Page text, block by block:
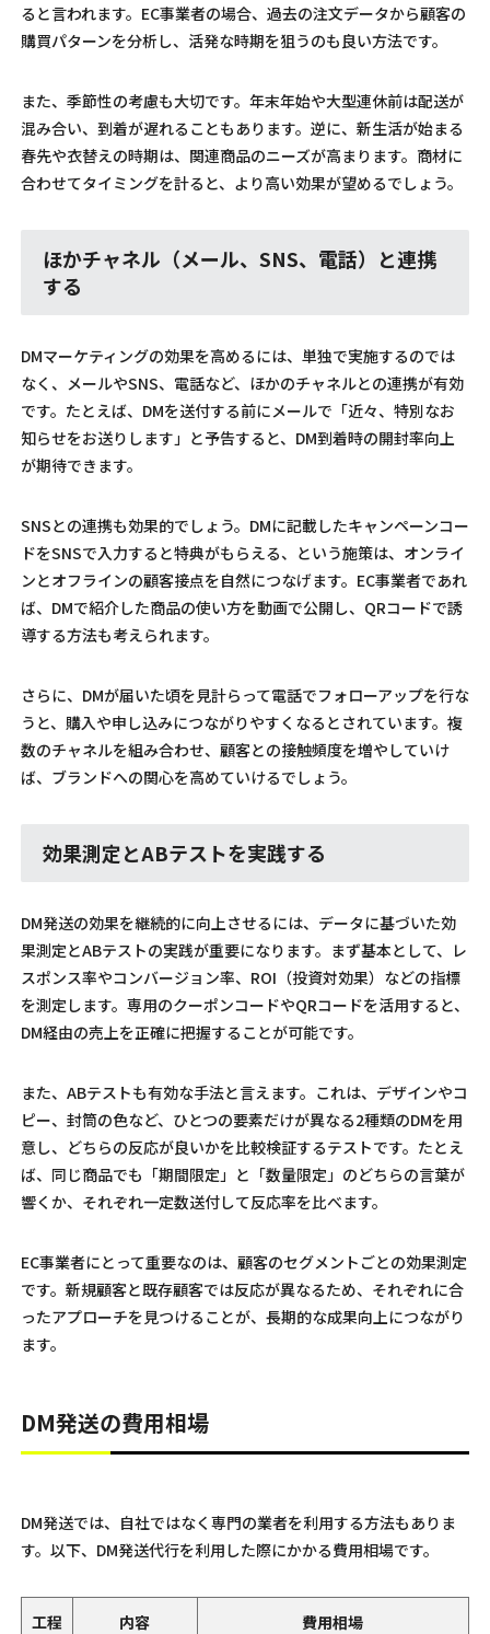
ると言われます。EC事業者の場合、過去の注文データから顧客の
購買パターンを分析し、活発な時期を狙うのも良い方法です。
また、季節性の考慮も大切です。年末年始や大型連休前は配送が
混み合い、到着が遅れることもあります。逆に、新生活が始まる
春先や衣替えの時期は、関連商品のニーズが高まります。商材に
合わせてタイミングを計ると、より高い効果が望めるでしょう。
ほかチャネル（メール、SNS、電話）と連携
する
DMマーケティングの効果を高めるには、単独で実施するのでは
なく、メールやSNS、電話など、ほかのチャネルとの連携が有効
です。たとえば、DMを送付する前にメールで「近々、特別なお
知らせをお送りします」と予告すると、DM到着時の開封率向上
が期待できます。
SNSとの連携も効果的でしょう。DMに記載したキャンペーンコー
ドをSNSで入力すると特典がもらえる、という施策は、オンライ
ンとオフラインの顧客接点を自然につなげます。EC事業者であれ
ば、DMで紹介した商品の使い方を動画で公開し、QRコードで誘
導する方法も考えられます。
さらに、DMが届いた頃を見計らって電話でフォローアップを行な
うと、購入や申し込みにつながりやすくなるとされています。複
数のチャネルを組み合わせ、顧客との接触頻度を増やしていけ
ば、ブランドへの関心を高めていけるでしょう。
効果測定とABテストを実践する
DM発送の効果を継続的に向上させるには、データに基づいた効
果測定とABテストの実践が重要になります。まず基本として、レ
スポンス率やコンバージョン率、ROI（投資対効果）などの指標
を測定します。専用のクーポンコードやQRコードを活用すると、
DM経由の売上を正確に把握することが可能です。
また、ABテストも有効な手法と言えます。これは、デザインやコ
ピー、封筒の色など、ひとつの要素だけが異なる2種類のDMを用
意し、どちらの反応が良いかを比較検証するテストです。たとえ
ば、同じ商品でも「期間限定」と「数量限定」のどちらの言葉が
響くか、それぞれ一定数送付して反応率を比べます。
EC事業者にとって重要なのは、顧客のセグメントごとの効果測定
です。新規顧客と既存顧客では反応が異なるため、それぞれに合
ったアプローチを見つけることが、長期的な成果向上につながり
ます。
DM発送の費用相場
DM発送では、自社ではなく専門の業者を利用する方法もありま
す。以下、DM発送代行を利用した際にかかる費用相場です。
工程 内容 費用相場